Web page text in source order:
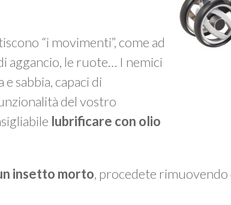
“i movimenti”, come ad
aggancio, le ruote… I nemici
sabbia, capaci di
del vostro
lubrificare con olio
insetto morto, procedete